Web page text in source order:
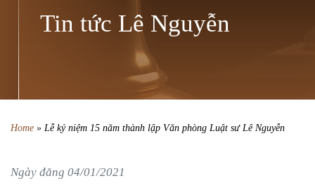
Tin tức Lê Nguyễn
Home » Lễ kỷ niệm 15 năm thành lập Văn phòng Luật sư Lê Nguyễn
Ngày đăng 04/01/2021